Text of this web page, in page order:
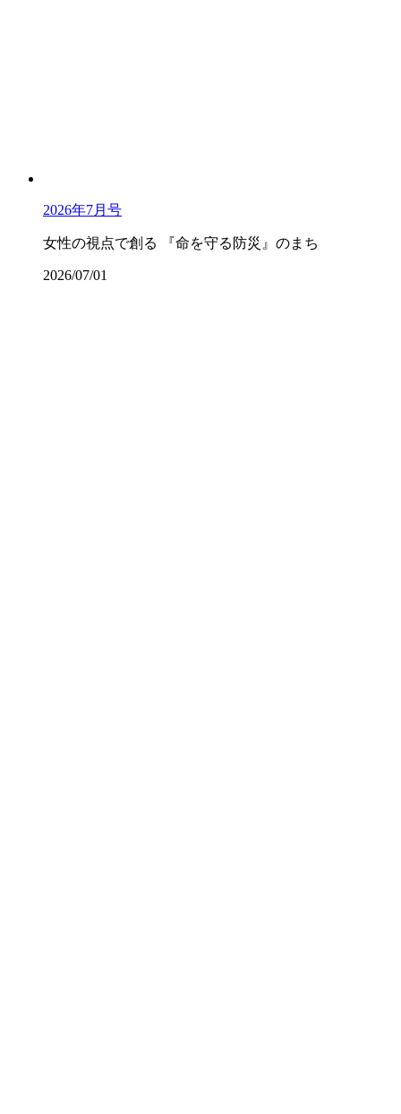
2026年7月号
女性の視点で創る 『命を守る防災』のまち
2026/07/01